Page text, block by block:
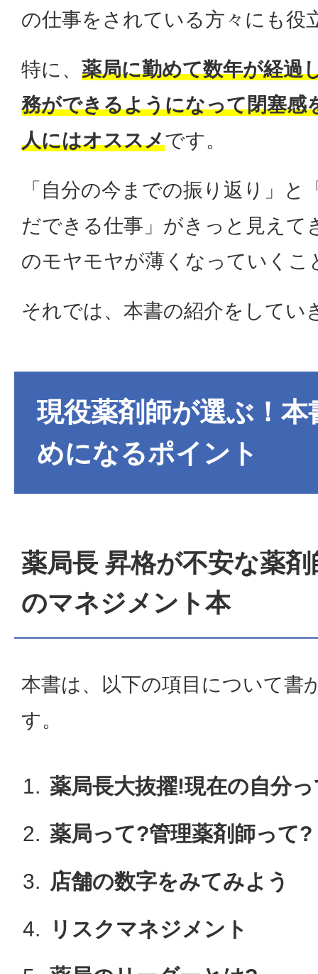
の仕事をされている方々にも役
特に、 薬局に勤めて数年が経過
務ができるようになって閉塞感
人にはオススメです。
「自分の今までの振り返り」と
だできる仕事」がきっと見えて
のモヤモヤが薄くなっていくこ
それでは、本書の紹介をしてい
現役薬剤師が選ぶ！本
めになるポイント
薬局長 昇格が不安な薬
のマネジメント本
本書は、以下の項目について書
す。
薬局長大抜擢!現在の自分
薬局って?管理薬剤師って?
店舗の数字をみてみよう
リスクマネジメント